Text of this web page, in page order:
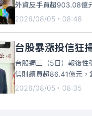
外資反手買超903.08億
到3.87萬張，受此衝擊
2026/08/05・08:48
台股週三（5日）報復
信則續買超86.41億元，
砍3.5萬張，股價開高走
2026/08/05・08:35